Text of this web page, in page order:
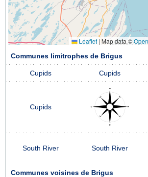
Leaflet | Map data ©
Communes limitrophes de Brigus
Cupids Cupids
Cupids
South River South River
Communes voisines de Brigus